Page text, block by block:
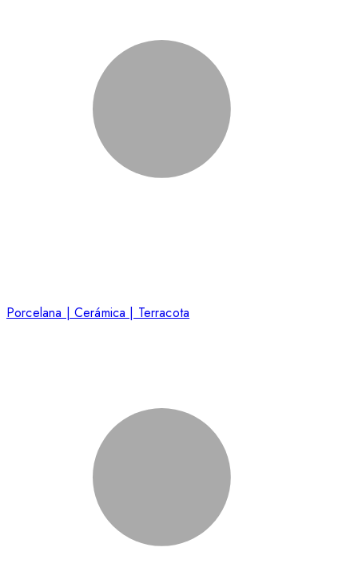
Porcelana | Cerámica | Terracota